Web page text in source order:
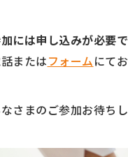
には申し込みが必要で
またはフォームにて
さまのご参加お待ち